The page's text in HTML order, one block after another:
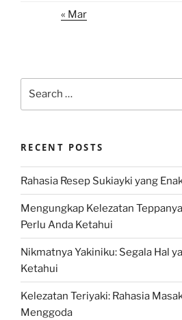
« Mar
RECENT POSTS
Rahasia Resep Sukiayki yang
Mengungkap Kelezatan
Perlu Anda Ketahui
Nikmatnya Yakiniku: Segala Hal
Ketahui
Kelezatan Teriyaki: Rahasia
Menggoda